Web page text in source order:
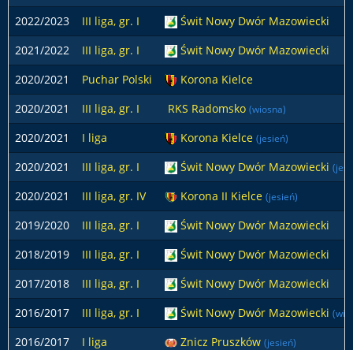
2022/2023
III liga, gr. I
Świt Nowy Dwór Mazowiecki
2021/2022
III liga, gr. I
Świt Nowy Dwór Mazowiecki
2020/2021
Puchar Polski
Korona Kielce
2020/2021
III liga, gr. I RKS Radomsko (wiosna)
2020/2021 I liga Korona Kielce (jesień)
2020/2021 III liga, gr. I Świt Nowy Dwór Mazowiecki
2020/2021 III liga, gr. IV Korona II Kielce (jesień)
2019/2020 III liga, gr. I
Świt Nowy Dwór Mazowiecki
2018/2019
III liga, gr. I
Świt Nowy Dwór Mazowiecki
2017/2018
III liga, gr. I
Świt Nowy Dwór Mazowiecki
2016/2017
III liga, gr. I Świt Nowy Dwór Mazowiecki
2016/2017 I liga Znicz Pruszków (jesień)